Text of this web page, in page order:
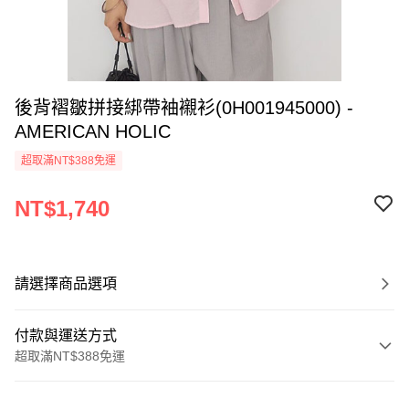
後背褶皺拼接綁帶袖襯衫(0H001945000) -
AMERICAN HOLIC
超取滿NT$388免運
NT$1,740
請選擇商品選項
付款與運送方式
超取滿NT$388免運